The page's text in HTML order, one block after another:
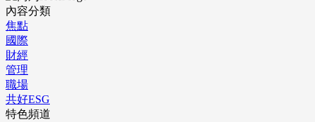
內容分類
焦點
國際
財經
管理
職場
共好ESG
特色頻道